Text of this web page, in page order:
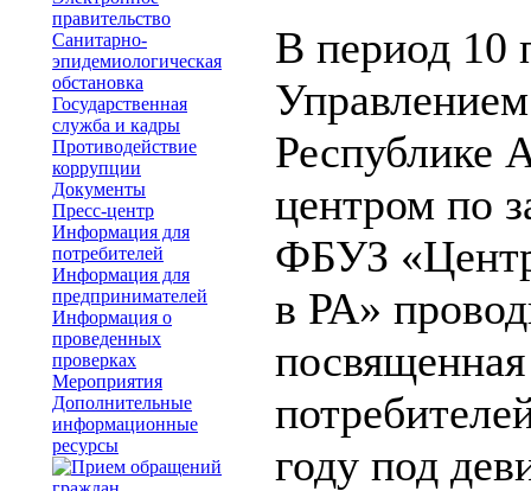
правительство
Санитарно-
эпидемиологическая
обстановка
Государственная
служба и кадры
Противодействие
коррупции
Документы
Пресс-центр
Информация для
потребителей
Информация для
предпринимателей
Информация о
проведенных
проверках
Мероприятия
Дополнительные
информационные
ресурсы
В период 10
Республике
центром по
ФБУЗ
в РА»
году под